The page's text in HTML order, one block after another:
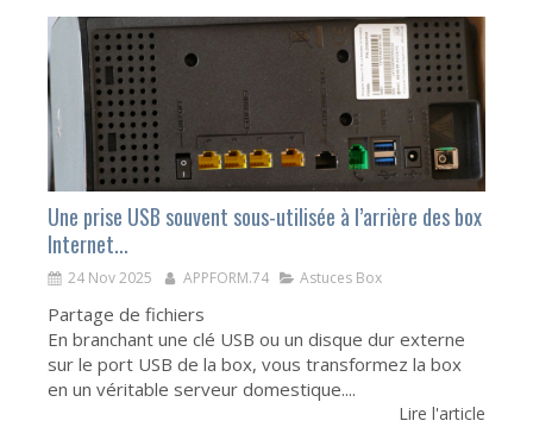
Une prise USB souvent sous-utilisée à l’arrière des box
Internet...
24 Nov 2025 APPFORM.74 Astuces Box
Partage de fichiers
En branchant une clé USB ou un disque dur externe
sur le port USB de la box, vous transformez la box
en un véritable serveur domestique....
Lire l'article